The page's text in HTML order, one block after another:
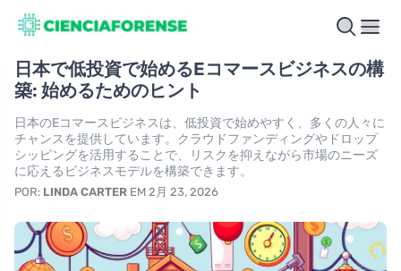
日本で低投資で始めるEコマースビジネスの構
築: 始めるためのヒント
日本のEコマースビジネスは、低投資で始めやすく、多くの人々に
チャンスを提供しています。クラウドファンディングやドロップ
シッピングを活用することで、リスクを抑えながら市場のニーズ
に応えるビジネスモデルを構築できます。
POR: LINDA CARTER EM 2月 23, 2026